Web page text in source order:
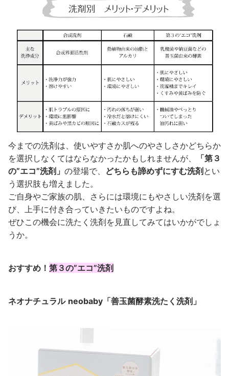
今までの洗剤は、使いやすさか肌へのやさしさかどちらか
を選択しなくてはならなかったかもしれませんが、
「第３
の”エコ”洗剤」 の登場で、 どちらも諦めずにすむ洗剤とい
う選択肢も増えました。
ご自身やご家族の肌、さらには環境にもやさしい洗剤を選
び、上手に付き合っていきたいものですよね。
ぜひこの機会に洗たく洗剤を見直してみてはいかがでしょ
うか。
おすすめ！ 第３の”エコ”洗剤
ネオナチュラル neobaby「善玉菌酵素洗たく洗剤」